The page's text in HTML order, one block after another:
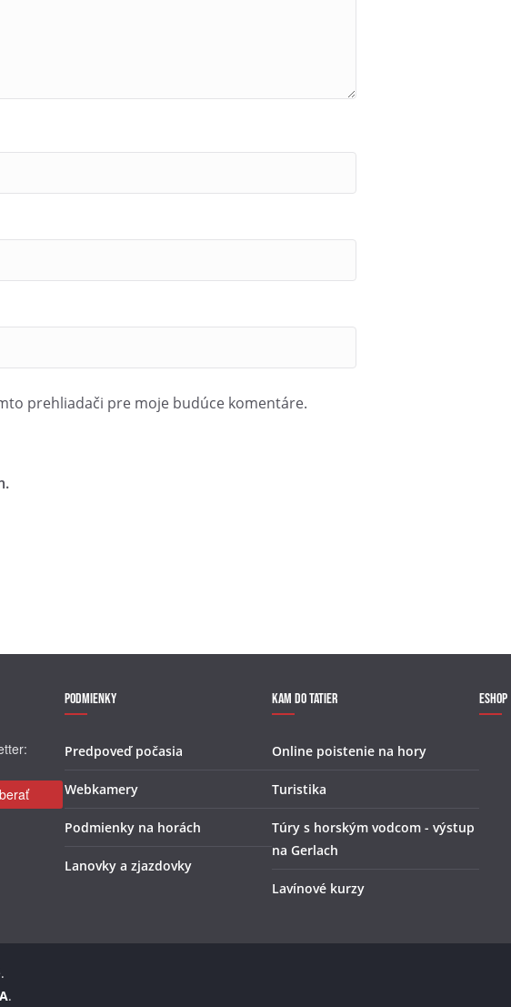
prehliadači pre moje budúce komentáre.
Podmienky
Predpoveď počasia
Webkamery
Podmienky na horách
Lanovky a zjazdovky
Kam do Tatier
Online poistenie na hory
Turistika
Túry s horským vodcom - výstup
na Gerlach
Lavínové kurzy
Eshop
.